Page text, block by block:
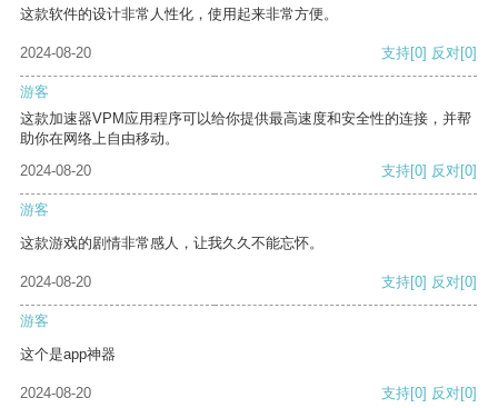
这款软件的设计非常人性化，使用起来非常方便。
2024-08-20 支持[0] 反对[0]
游客
这款加速器VPM应用程序可以给你提供最高速度和安全性的连接，并帮
助你在网络上自由移动。
2024-08-20
支持[0] 反对[0]
游客
这款游戏的剧情非常感人，让我久久不能忘怀。
2024-08-20 支持[0] 反对[0]
游客
这个是app神器
2024-08-20 支持[0] 反对[0]